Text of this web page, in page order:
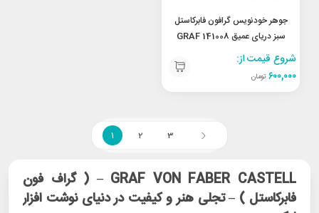
جوهر خودنویس گرافون فابرکاستل
سبز دریای عمیق 141008 GRAF
VON FABER-CASTELL Deep
Sea Greenشروع قیمت از:
۶۰۰,۰۰۰ تومان
1 2 3
GRAF VON FABER CASTELL – ( گراف فون
فابرکاستل ) – تجلی هنر و کیفیت در دنیای نوشت‌ افزار